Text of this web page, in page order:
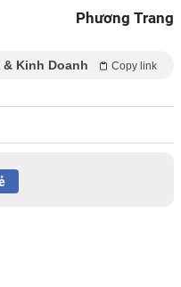
Phương Trang
Kinh Doanh Copy link